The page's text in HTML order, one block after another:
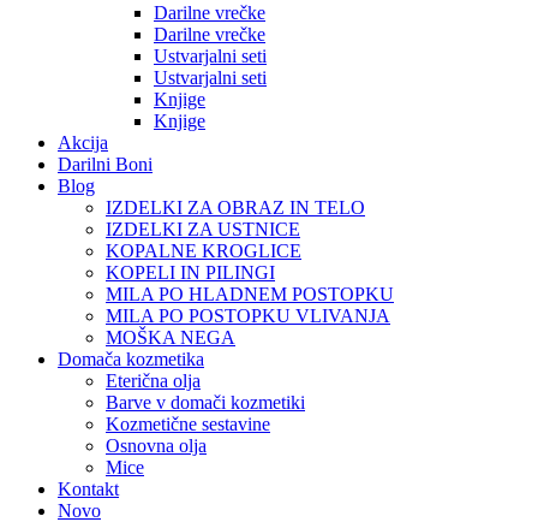
Darilne vrečke
Darilne vrečke
Ustvarjalni seti
Ustvarjalni seti
Knjige
Knjige
Akcija
Darilni Boni
Blog
IZDELKI ZA OBRAZ IN TELO
IZDELKI ZA USTNICE
KOPALNE KROGLICE
KOPELI IN PILINGI
MILA PO HLADNEM POSTOPKU
MILA PO POSTOPKU VLIVANJA
MOŠKA NEGA
Domača kozmetika
Eterična olja
Barve v domači kozmetiki
Kozmetične sestavine
Osnovna olja
Mice
Kontakt
Novo